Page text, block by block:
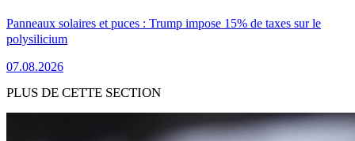
Panneaux solaires et puces : Trump impose 15% de taxes sur le
polysilicium
07.08.2026
PLUS DE CETTE SECTION